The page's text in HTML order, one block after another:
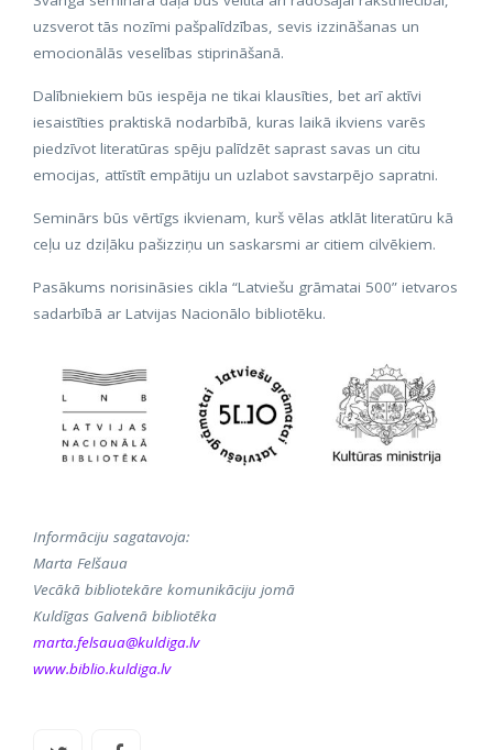
uzsverot tās nozīmi pašpalīdzības, sevis izzināšanas un
emocionālās veselības stiprināšanā.
Dalībniekiem būs iespēja ne tikai klausīties, bet arī aktīvi
iesaistīties praktiskā nodarbībā, kuras laikā ikviens varēs
piedzīvot literatūras spēju palīdzēt saprast savas un citu
emocijas, attīstīt empātiju un uzlabot savstarpējo sapratni.
Seminārs būs vērtīgs ikvienam, kurš vēlas atklāt literatūru kā
ceļu uz dziļāku pašizziņu un saskarsmi ar citiem cilvēkiem.
Pasākums norisināsies cikla “Latviešu grāmatai 500” ietvaros
sadarbībā ar Latvijas Nacionālo bibliotēku.
Informāciju sagatavoja:
Marta Felšaua
Vecākā bibliotekāre komunikāciju jomā
Kuldīgas Galvenā bibliotēka
marta.felsaua@kuldiga.lv
www.biblio.kuldiga.lv